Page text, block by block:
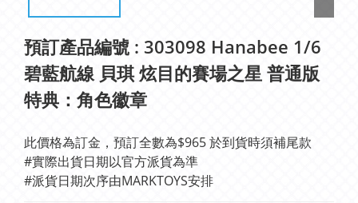
預訂產品編號 : 303098 Hanabee 1/6
碧藍航線 貝琪 炫目的賽場之星 普通版
特典：角色徽章
此價格為訂金，預訂全數為$965 於到貨時須補尾款
#實際出貨日期以官方派貨為準
#派貨日期次序由MARKTOYS安排